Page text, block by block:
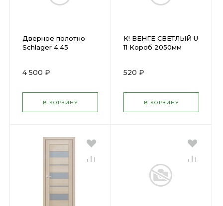
Дверное полотно
Schlager 4.45
4 500 ₽
В КОРЗИНУ
К! ВЕНГЕ СВЕТЛЫЙ U
11 Короб 2050мм
520 ₽
В КОРЗИНУ